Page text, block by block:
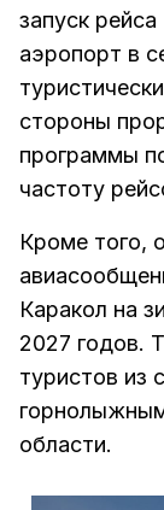
запуск
аэропорт в
стороны
программы
частоту
Кроме того,
Каракол на
2027 годов.
туристов из
области.